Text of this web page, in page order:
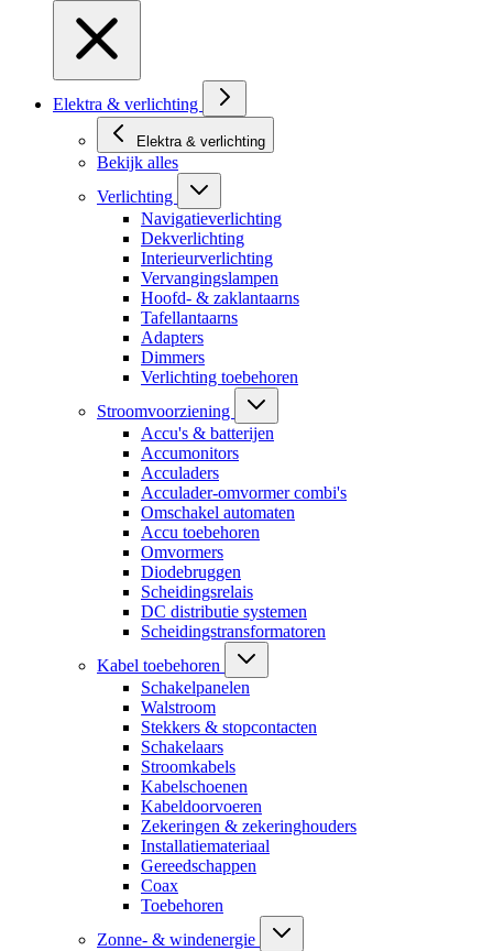
Elektra & verlichting
Elektra & verlichting
Bekijk alles
Verlichting
Navigatieverlichting
Dekverlichting
Interieurverlichting
Vervangingslampen
Hoofd- & zaklantaarns
Tafellantaarns
Adapters
Dimmers
Verlichting toebehoren
Stroomvoorziening
Accu's & batterijen
Accumonitors
Acculaders
Acculader-omvormer combi's
Omschakel automaten
Accu toebehoren
Omvormers
Diodebruggen
Scheidingsrelais
DC distributie systemen
Scheidingstransformatoren
Kabel toebehoren
Schakelpanelen
Walstroom
Stekkers & stopcontacten
Schakelaars
Stroomkabels
Kabelschoenen
Kabeldoorvoeren
Zekeringen & zekeringhouders
Installatiemateriaal
Gereedschappen
Coax
Toebehoren
Zonne- & windenergie